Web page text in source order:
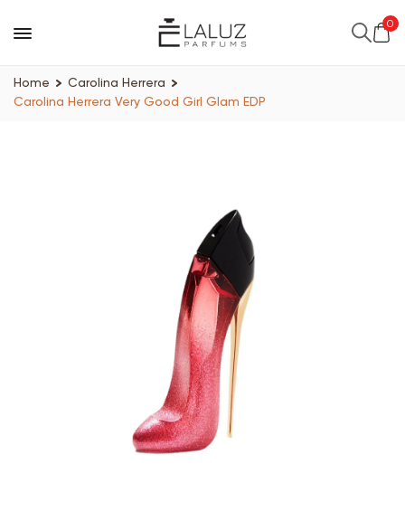
0
Home
Carolina Herrera
Carolina Herrera Very Good Girl Glam EDP